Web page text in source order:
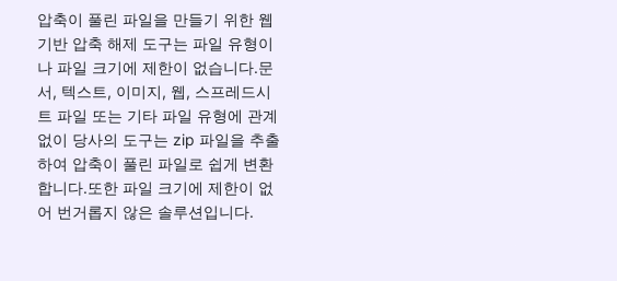
압축이 풀린 파일을 만들기 위한 웹
기반 압축 해제 도구는 파일 유형이
나 파일 크기에 제한이 없습니다.문
서, 텍스트, 이미지, 웹, 스프레드시
트 파일 또는 기타 파일 유형에 관계
없이 당사의 도구는 zip 파일을 추출
하여 압축이 풀린 파일로 쉽게 변환
합니다.또한 파일 크기에 제한이 없
어 번거롭지 않은 솔루션입니다.